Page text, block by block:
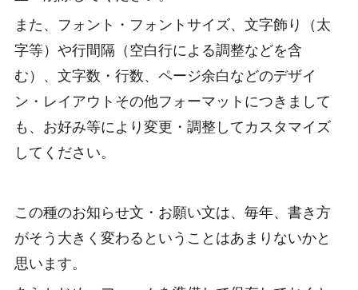
また、フォント・フォントサイズ、文字飾り（太
字等）や行間隔（空白行による調整などを含
む）、文字数・行数、ページ余白などのデザイ
ン・レイアウトその他フォーマットにつきまして
も、お好み等により変更・調整してカスタマイズ
してください。
この種のお知らせ文・お願い文は、毎年、書き方
がそう大きく変わるということはあまりないかと
思います。